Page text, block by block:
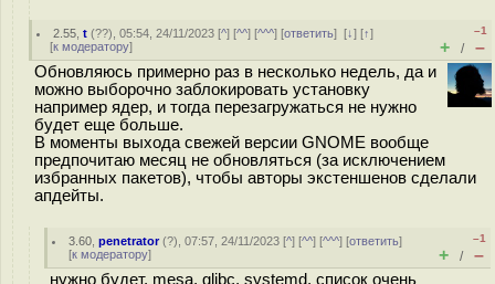
2.55 ,t (??), 05:54, 24/11/2023 [^] [^^] [^^^] [ответить][↓] [↑]
[к модератору]
–1
+ / –
Обновляюсь примерно раз в несколько недель, да и
можно выборочно заблокировать установку
например ядер, и тогда перезагружаться не нужно
будет еще больше.
В моменты выхода свежей версии GNOME вообще
предпочитаю месяц не обновляться (за исключением
избранных пакетов), чтобы авторы экстеншенов сделали
апдейты.
3.60 ,penetrator(?), 07:57, 24/11/2023 [^] [^^] [^^^] [ответить]
[к модератору]
–1
+ / –
нужно будет, mesa, glibc, systemd, список очень